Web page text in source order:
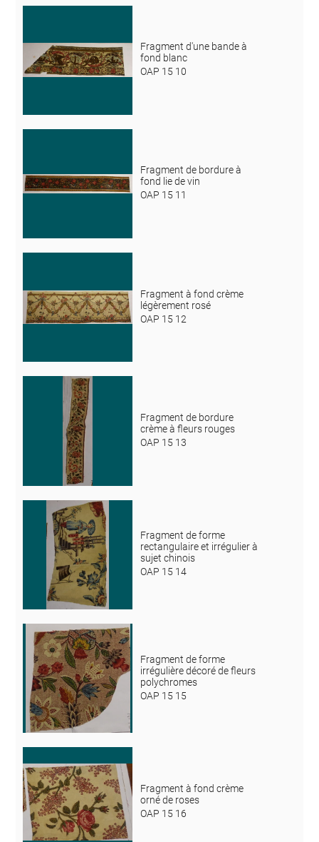
Fragment d'une bande à
fond blanc
OAP 15 10
Fragment de bordure à
fond lie de vin
OAP 15 11
Fragment à fond crème
légèrement rosé
OAP 15 12
Fragment de bordure
crème à fleurs rouges
OAP 15 13
Fragment de forme
rectangulaire et irrégulier à
sujet chinois
OAP 15 14
Fragment de forme
irrégulière décoré de fleurs
polychromes
OAP 15 15
Fragment à fond crème
orné de roses
OAP 15 16